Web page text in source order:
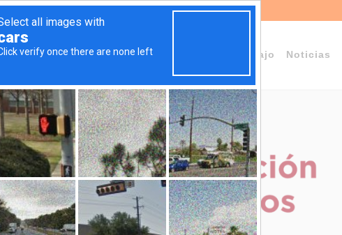
Sobre Fundeps Staff Áreas de trabajo Noticias